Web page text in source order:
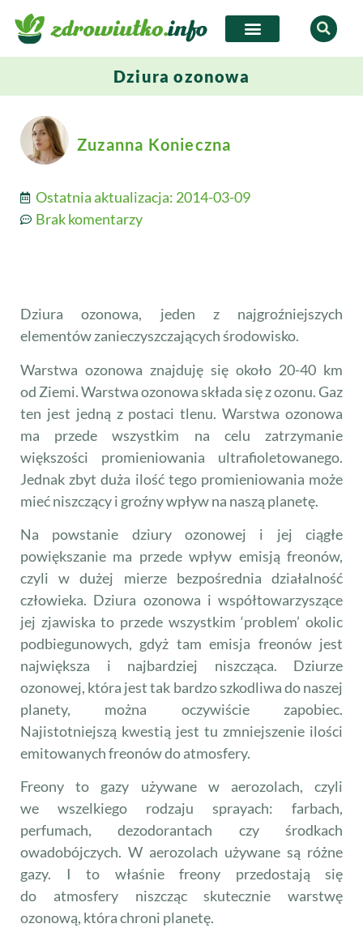
Dziura ozonowa
Zuzanna Konieczna
Ostatnia aktualizacja: 2014-03-09
Brak komentarzy
Dziura ozonowa, jeden z najgroźniejszych
elementów zanieczyszczających środowisko.
Warstwa ozonowa znajduję się około 20-40 km
od Ziemi. Warstwa ozonowa składa się z ozonu. Gaz
ten jest jedną z postaci tlenu. Warstwa ozonowa
ma przede wszystkim na celu zatrzymanie
większości promieniowania ultrafioletowanego.
Jednak zbyt duża ilość tego promieniowania może
mieć niszczący i groźny wpływ na naszą planetę.
Na powstanie dziury ozonowej i jej ciągłe
powiększanie ma przede wpływ emisją freonów,
czyli w dużej mierze bezpośrednia działalność
człowieka. Dziura ozonowa i współtowarzyszące
jej zjawiska to przede wszystkim ‘problem’ okolic
podbiegunowych, gdyż tam emisja freonów jest
największa i najbardziej niszcząca. Dziurze
ozonowej, która jest tak bardzo szkodliwa do naszej
planety, można oczywiście zapobiec.
Najistotniejszą kwestią jest tu zmniejszenie ilości
emitowanych freonów do atmosfery.
Freony to gazy używane w aerozolach, czyli
we wszelkiego rodzaju sprayach: farbach,
perfumach, dezodorantach czy środkach
owadobójczych. W aerozolach używane są różne
gazy. I to właśnie freony przedostają się
do atmosfery niszcząc skutecznie warstwę
ozonową, która chroni planetę.